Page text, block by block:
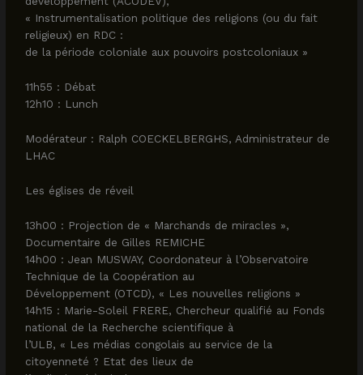
« Instrumentalisation politique des religions (ou du fait
religieux) en RDC :
de la période coloniale aux pouvoirs postcoloniaux »
11h55 : Débat
12h10 : Lunch
Modérateur : Ralph COECKELBERGHS, Administrateur de
LHAC
Les églises de réveil
13h00 : Projection de « Marchands de miracles »,
Documentaire de Gilles REMICHE
14h00 : Jean MUSWAY, Coordonateur à l’Observatoire
Technique de la Coopération au
Développement (OTCD), « Les nouvelles religions »
14h15 : Marie-Soleil FRERE, Chercheur qualifié au Fonds
national de la Recherche scientifique à
l’ULB, « Les médias congolais au service de la
citoyenneté ? Etat des lieux de